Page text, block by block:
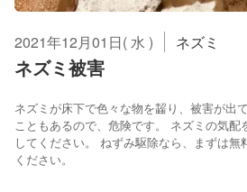
2021年12月01日( 水 ) ネズミ
ネズミ被害
ネズミが床下で色々な物を齧り、被害が出
こともあるので、危険です。 ネズミの気配
してください。 ねずみ駆除なら、まずは
ください。